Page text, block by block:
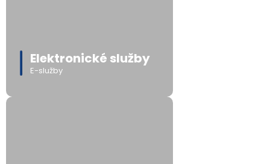
Elektronické služby
E-služby